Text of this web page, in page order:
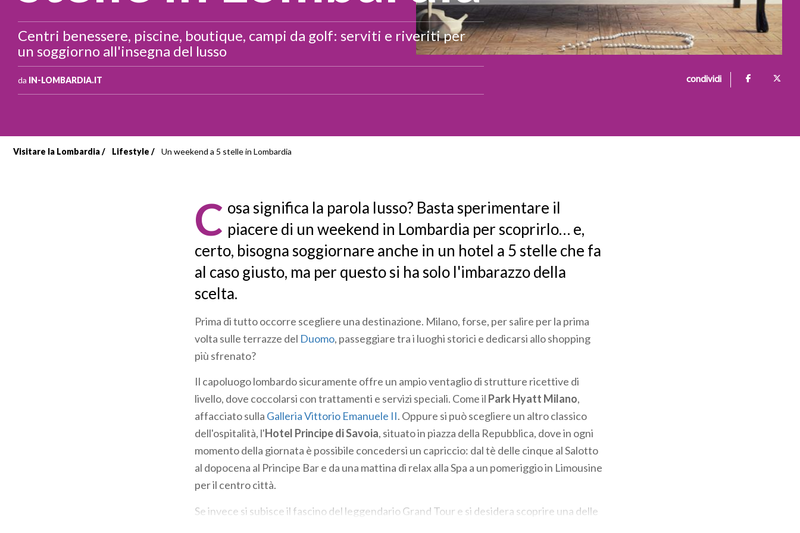
Centri benessere, piscine, boutique, campi da golf: serviti e riveriti per
un soggiorno all'insegna del lusso
da IN-LOMBARDIA.IT condividi
Visitare la Lombardia Lifestyle Un weekend a 5 stelle in Lombardia
C osa significa la parola lusso? Basta sperimentare il
piacere di un weekend in Lombardia per scoprirlo… e,
certo, bisogna soggiornare anche in un hotel a 5 stelle che fa
al caso giusto, ma per questo si ha solo l'imbarazzo della
scelta.
Prima di tutto occorre scegliere una destinazione. Milano, forse, per salire per la prima
volta sulle terrazze del Duomo, passeggiare tra i luoghi storici e dedicarsi allo shopping
più sfrenato?
Il capoluogo lombardo sicuramente offre un ampio ventaglio di strutture ricettive di
livello, dove coccolarsi con trattamenti e servizi speciali. Come il Park Hyatt Milano,
affacciato sulla Galleria Vittorio Emanuele II. Oppure si può scegliere un altro classico
dell'ospitalità, l'Hotel Principe di Savoia, situato in piazza della Repubblica, dove in ogni
momento della giornata è possibile concedersi un capriccio: dal tè delle cinque al Salotto
al dopocena al Principe Bar e da una mattina di relax alla Spa a un pomeriggio in Limousine
per il centro città.
Se invece si subisce il fascino del leggendario Grand Tour e si desidera scoprire una delle